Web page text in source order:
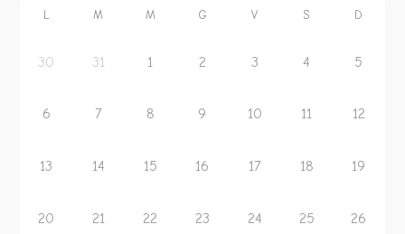
L M M G V S D
30 31 1 2 3 4 5
6 7 8 9 10 11 12
13 14 15 16 17 18 19
20 21 22 23 24 25 26